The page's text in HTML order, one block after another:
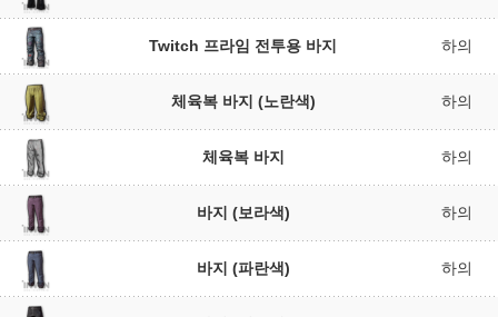
Twitch 프라임 전투용 바지 하의
체육복 바지 (노란색) 하의
체육복 바지 하의
바지 (보라색) 하의
바지 (파란색) 하의